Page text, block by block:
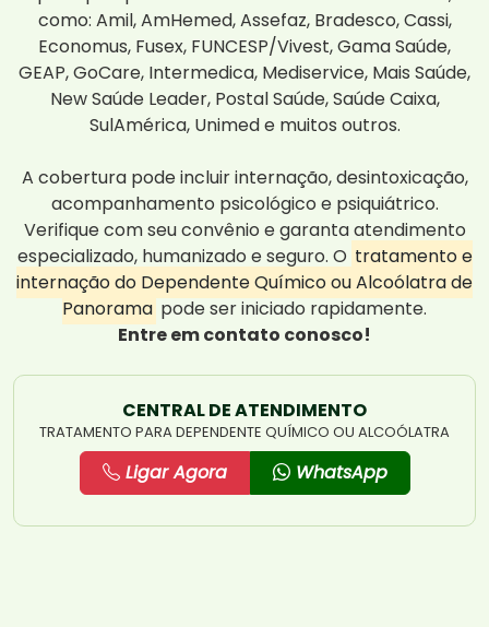
como: Amil, AmHemed, Assefaz, Bradesco, Cassi,
Economus, Fusex, FUNCESP/Vivest, Gama Saúde,
GEAP, GoCare, Intermedica, Mediservice, Mais Saúde,
New Saúde Leader, Postal Saúde, Saúde Caixa,
SulAmérica, Unimed e muitos outros.
A cobertura pode incluir internação, desintoxicação,
acompanhamento psicológico e psiquiátrico.
Verifique com seu convênio e garanta atendimento
especializado, humanizado e seguro. O tratamento e
internação do Dependente Químico ou Alcoólatra de
Panorama pode ser iniciado rapidamente.
Entre em contato conosco!
CENTRAL DE ATENDIMENTO
TRATAMENTO PARA DEPENDENTE QUÍMICO OU ALCOÓLATRA
Ligar Agora WhatsApp